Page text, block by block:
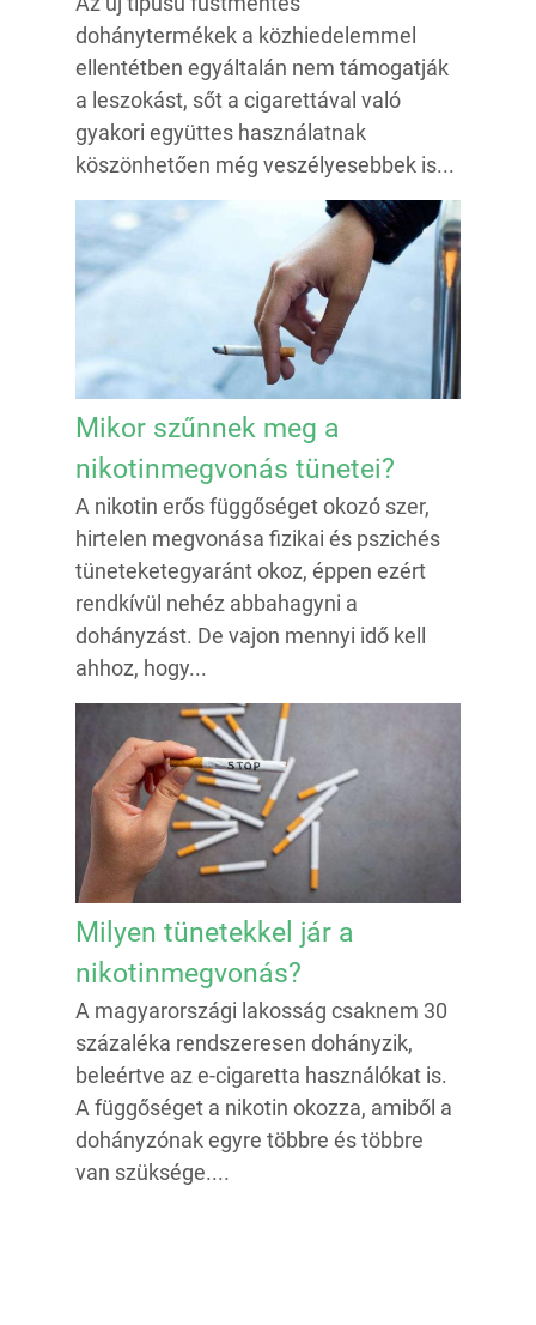
dohánytermékek a közhiedelemmel
ellentétben egyáltalán nem támogatják
a leszokást, sőt a cigarettával való
gyakori együttes használatnak
köszönhetően még veszélyesebbek is...
Mikor szűnnek meg a
nikotinmegvonás tünetei?
A nikotin erős függőséget okozó szer,
hirtelen megvonása fizikai és pszichés
tüneteketegyaránt okoz, éppen ezért
rendkívül nehéz abbahagyni a
dohányzást. De vajon mennyi idő kell
ahhoz, hogy...
Milyen tünetekkel jár a
nikotinmegvonás?
A magyarországi lakosság csaknem 30
százaléka rendszeresen dohányzik,
beleértve az e-cigaretta használókat is.
A függőséget a nikotin okozza, amiből a
dohányzónak egyre többre és többre
van szüksége....